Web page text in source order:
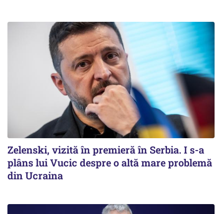
Zelenski, vizită în premieră în Serbia. I s-a
plâns lui Vucic despre o altă mare problemă
din Ucraina